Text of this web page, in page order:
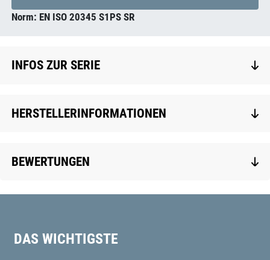
Norm: EN ISO 20345 S1PS SR
INFOS ZUR SERIE
HERSTELLERINFORMATIONEN
BEWERTUNGEN
DAS WICHTIGSTE